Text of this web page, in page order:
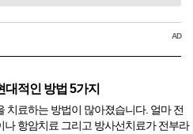
AD
대적인 방법 5가지
치료하는 방법이 많아졌습니다. 얼마 전
나 항암치료 그리고 방사선치료가 전부라